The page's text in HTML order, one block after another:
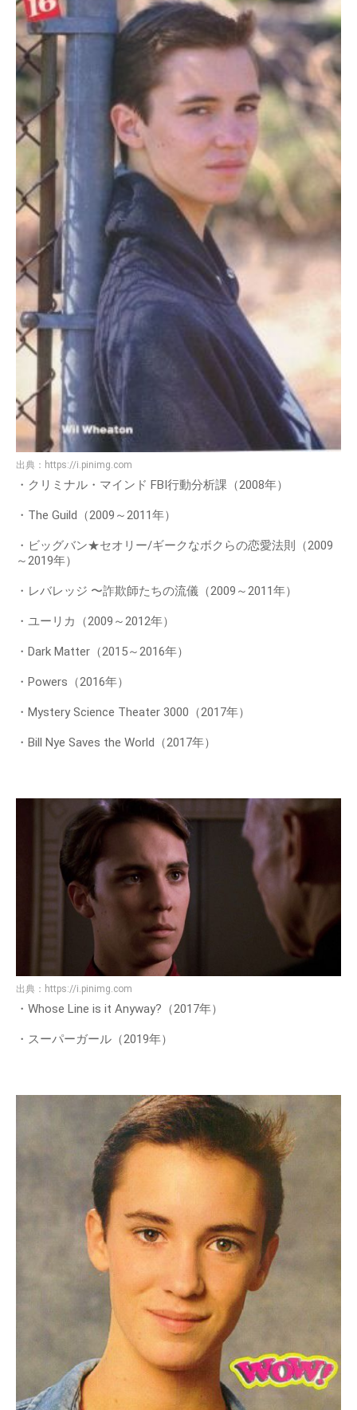
出典： https://i.pinimg.com
・クリミナル・マインド FBI行動分析課（2008年）
・The Guild（2009～2011年）
・ビッグバン★セオリー/ギークなボクらの恋愛法則（2009
～2019年）
・レバレッジ 〜詐欺師たちの流儀（2009～2011年）
・ユーリカ（2009～2012年）
・Dark Matter（2015～2016年）
・Powers（2016年）
・Mystery Science Theater 3000（2017年）
・Bill Nye Saves the World（2017年）
出典： https://i.pinimg.com
・Whose Line is it Anyway?（2017年）
・スーパーガール（2019年）